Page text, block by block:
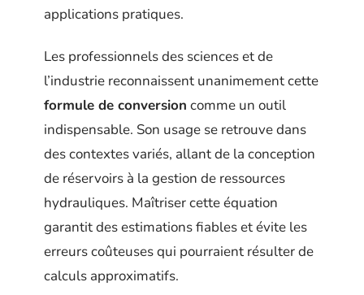
applications pratiques.
Les professionnels des sciences et de
l’industrie reconnaissent unanimement cette
formule de conversion comme un outil
indispensable. Son usage se retrouve dans
des contextes variés, allant de la conception
de réservoirs à la gestion de ressources
hydrauliques. Maîtriser cette équation
garantit des estimations fiables et évite les
erreurs coûteuses qui pourraient résulter de
calculs approximatifs.